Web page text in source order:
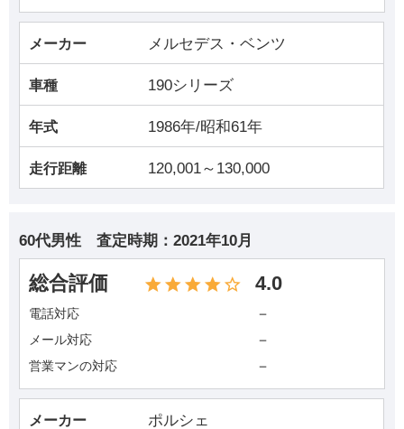
メーカー メルセデス・ベンツ
車種 190シリーズ
年式 1986年/昭和61年
走行距離 120,001～130,000
60代男性 査定時期： 2021年10月
総合評価 4.0
電話対応 －
メール対応 －
営業マンの対応 －
メーカー ポルシェ